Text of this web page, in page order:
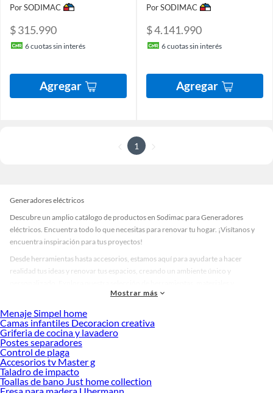
Por SODIMAC
$ 315.990
6cuotas sin interés
Agregar
Por SODIMAC
$ 4.141.990
6cuotas sin interés
Agregar
1
Generadores eléctricos
Descubre un amplio catálogo de productos en Sodimac para Generadores
eléctricos. Encuentra todo lo que necesitas para renovar tu hogar. ¡Visítanos y
encuentra inspiración para tus proyectos!
Desde herramientas hasta accesorios, estamos aquí para ayudarte a hacer
realidad tus ideas y renovar tus espacios, creando un ambiente único y
accesorios de calidad que te ayudarán a crear un espacio más tú.
Desde remodelaciones hasta proyectos de decoración, estamos aquí para hacer
tus ideas realidad. ¡Visítanos y encuentra todo lo que tenemos para ofrecerte en
Generadores eléctricos!
Explora la variedad de productos de Generadores eléctricos en Sodimac
Herramientas, materiales y accesorios de calidad para tus proyectos y
renovación de espacios. ¡Visítanos y descubre todo lo que tenemos para
Mostrar más
Menaje Simpel home
Camas infantiles Decoracion creativa
Griferia de cocina y lavadero
Postes separadores
Control de plaga
Accesorios tv Master g
Taladro de impacto
Toallas de bano Just home collection